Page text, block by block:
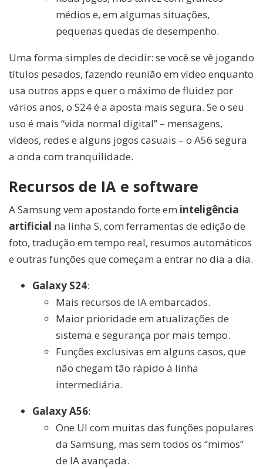
médios e, em algumas situações,
pequenas quedas de desempenho.
Uma forma simples de decidir: se você se vê jogando
títulos pesados, fazendo reunião em vídeo enquanto
usa outros apps e quer o máximo de fluidez por
vários anos, o S24 é a aposta mais segura. Se o seu
uso é mais “vida normal digital” – mensagens,
vídeos, redes e alguns jogos casuais – o A56 segura
a onda com tranquilidade.
Recursos de IA e software
A Samsung vem apostando forte em inteligência
artificial na linha S, com ferramentas de edição de
foto, tradução em tempo real, resumos automáticos
e outras funções que começam a entrar no dia a dia.
Galaxy S24:
Mais recursos de IA embarcados.
Maior prioridade em atualizações de
sistema e segurança por mais tempo.
Funções exclusivas em alguns casos, que
não chegam tão rápido à linha
intermediária.
Galaxy A56:
One UI com muitas das funções populares
da Samsung, mas sem todos os “mimos”
de IA avançada.